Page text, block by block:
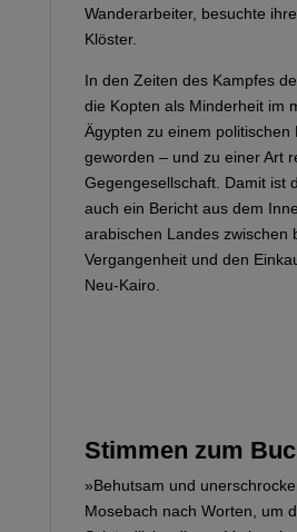
Wanderarbeiter, besuchte
Klöster.
In den Zeiten des Kampfes
die Kopten als Minderheit im
Ägypten zu einem politischen
geworden – und zu einer Art
Gegengesellschaft. Damit ist
auch ein Bericht aus dem
arabischen Landes zwischen
Vergangenheit und den
Neu-Kairo.
Stimmen zum
»Behutsam und
Mosebach nach Worten, um